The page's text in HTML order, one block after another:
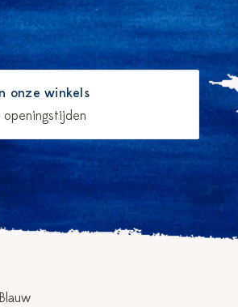
onze winkels
openingstijden